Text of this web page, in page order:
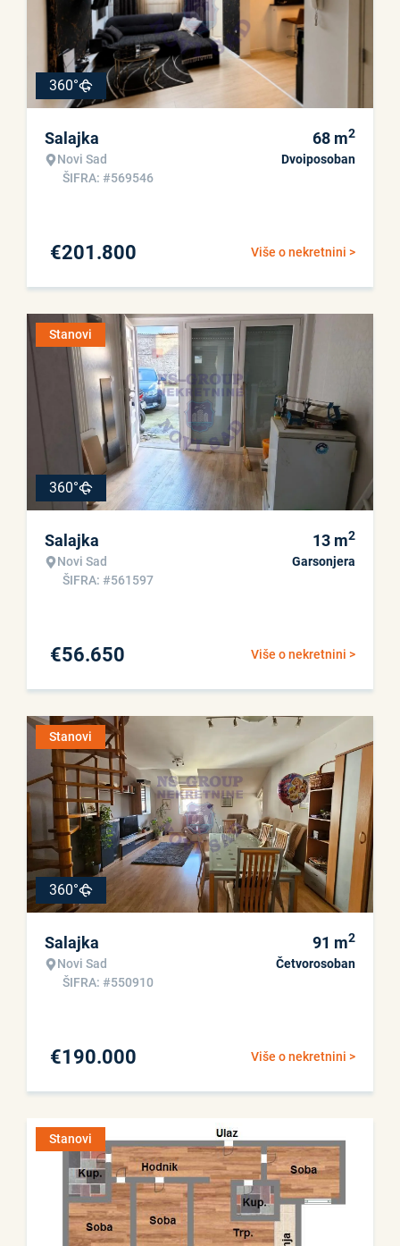
360°
Salajka
Novi Sad
ŠIFRA: #569546
68 m2
Dvoiposoban
Više o nekretnini >
€201.800
Stanovi
360°
Salajka
Novi Sad
ŠIFRA: #561597
13 m2
Garsonjera
Više o nekretnini >
€56.650
Stanovi
360°
Salajka
Novi Sad
ŠIFRA: #550910
91 m2
Četvorosoban
Više o nekretnini >
€190.000
Stanovi